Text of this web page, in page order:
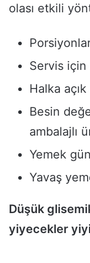
olası etkili
Servis için
Halka
Besin
ambalajlı
Yemek
Yavaş
Düşük
yiyecekler